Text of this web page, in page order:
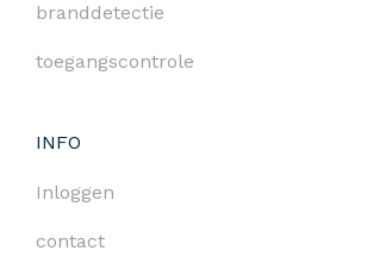
branddetectie
toegangscontrole
INFO
Inloggen
contact